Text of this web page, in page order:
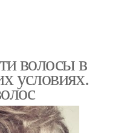
волосы в
условиях.